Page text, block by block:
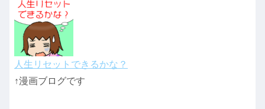
人生リセットできるかな？
↑漫画ブログです